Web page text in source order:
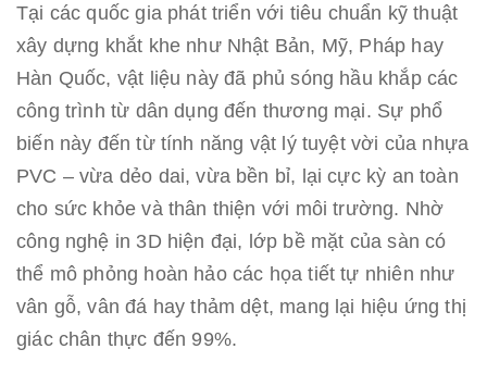
Tại các quốc gia phát triển với tiêu chuẩn kỹ thuật
xây dựng khắt khe như Nhật Bản, Mỹ, Pháp hay
Hàn Quốc, vật liệu này đã phủ sóng hầu khắp các
công trình từ dân dụng đến thương mại. Sự phổ
biến này đến từ tính năng vật lý tuyệt vời của nhựa
PVC – vừa dẻo dai, vừa bền bỉ, lại cực kỳ an toàn
cho sức khỏe và thân thiện với môi trường. Nhờ
công nghệ in 3D hiện đại, lớp bề mặt của sàn có
thể mô phỏng hoàn hảo các họa tiết tự nhiên như
vân gỗ, vân đá hay thảm dệt, mang lại hiệu ứng thị
giác chân thực đến 99%.